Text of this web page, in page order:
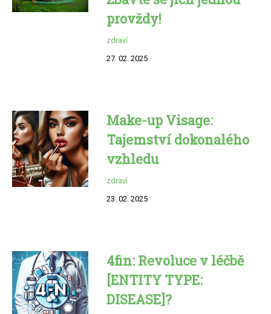
provždy!
zdraví
27. 02. 2025
Make-up Visage:
Tajemství dokonalého
vzhledu
zdraví
23. 02. 2025
4fin: Revoluce v léčbě
[ENTITY TYPE:
DISEASE]?